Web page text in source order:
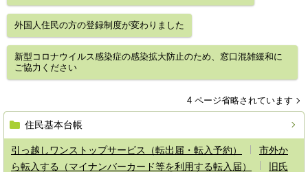
外国人住民の方の登録制度が変わりました
新型コロナウイルス感染症の感染拡大防止のため、窓口混雑緩和に
ご協力ください
4 ページ省略されています
住民基本台帳
引っ越しワンストップサービス（転出届・転入予約）
市外か
ら転入する（マイナンバーカード等を利用する転入届）
旧氏